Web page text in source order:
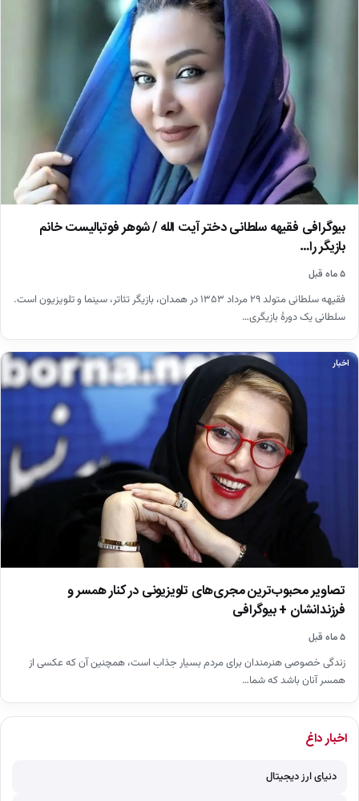
بیوگرافی فقیهه سلطانی دختر آیت الله / شوهر فوتبالیست خانم
بازیگر را…
۵ ماه قبل
فقیهه سلطانی متولد ۲۹ مرداد ۱۳۵۳ در همدان، بازیگر تئاتر، سینما و تلویزیون است.
سلطانی یک دورهٔ بازیگری…
اخبار
تصاویر محبوب‌ترین مجری‌های تلویزیونی در کنار همسر و
فرزندانشان + بیوگرافی
۵ ماه قبل
زندگی خصوصی هنرمندان برای مردم بسیار جذاب است، همچنین آن که عکسی از
همسر آنان باشد که شما…
اخبار داغ
دنیای ارز دیجیتال